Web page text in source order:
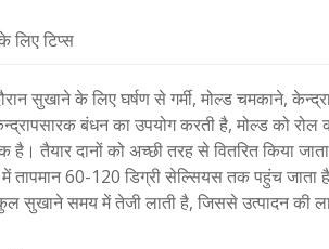
लिए टिप्स
सुखाने के लिए घर्षण से गर्मी, मोल्ड चमकाने,
बंधन का उपयोग करती है, मोल्ड को
तैयार दानों को अच्छी तरह से वितरित किया
60-120 डिग्री सेल्सियस तक पहुंच जाता
कुल सुखाने समय में तेजी लाती है, जिससे उत्पादन